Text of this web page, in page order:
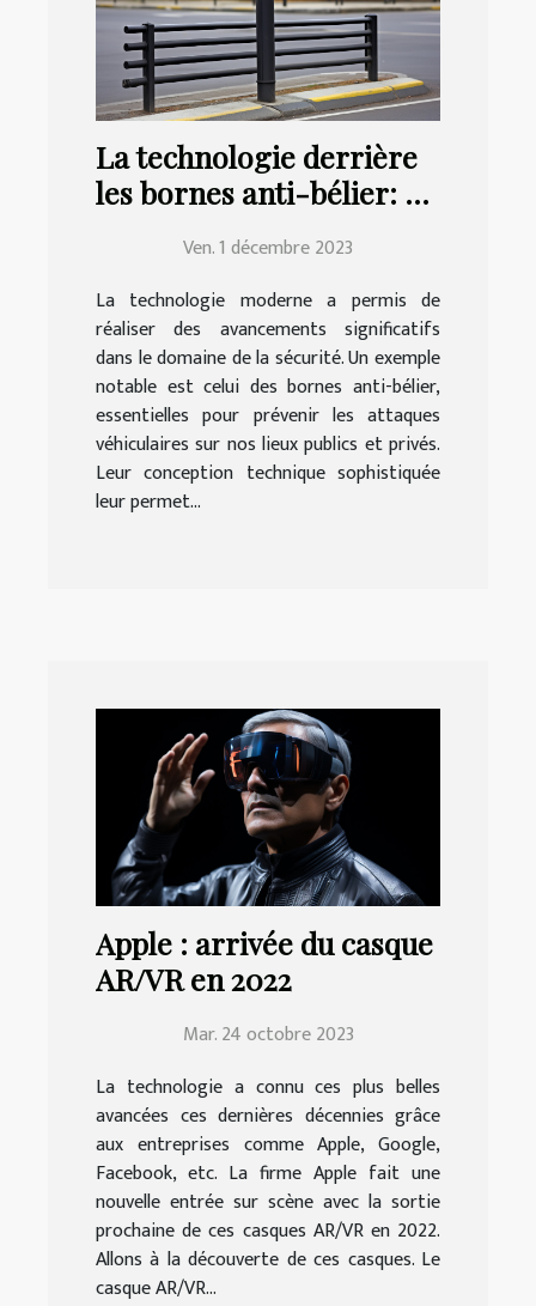
La technologie derrière
les bornes anti-bélier: un
Ven. 1 décembre 2023
La technologie moderne a permis de
réaliser des avancements significatifs
dans le domaine de la sécurité. Un exemple
notable est celui des bornes anti-bélier,
essentielles pour prévenir les attaques
véhiculaires sur nos lieux publics et privés.
Leur conception technique sophistiquée
leur permet...
Apple : arrivée du casque
AR/VR en 2022
Mar. 24 octobre 2023
La technologie a connu ces plus belles
avancées ces dernières décennies grâce
aux entreprises comme Apple, Google,
Facebook, etc. La firme Apple fait une
nouvelle entrée sur scène avec la sortie
prochaine de ces casques AR/VR en 2022.
Allons à la découverte de ces casques. Le
casque AR/VR...